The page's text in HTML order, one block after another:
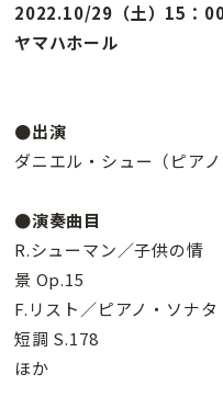
2022.10/29（土）15：00
ヤマハホール
●出演
ダニエル・シュー（ピアノ
●演奏曲目
R.シューマン／子供の情
景 Op.15
F.リスト／ピアノ・ソナタ
短調 S.178
ほか